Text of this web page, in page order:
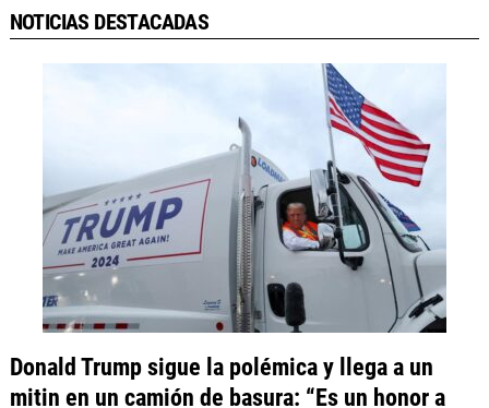
NOTICIAS DESTACADAS
Donald Trump sigue la polémica y llega a un
mitin en un camión de basura: “Es un honor a